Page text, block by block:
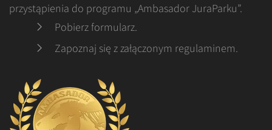
przystąpienia do programu „Ambasador JuraParku”.
Pobierz formularz.
Zapoznaj się z załączonym regulaminem.